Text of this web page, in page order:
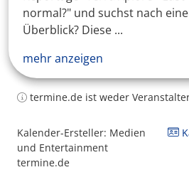
normal?" und suchst nach
Überblick? Diese ...
mehr anzeigen
termine.de ist weder
Kalender-Ersteller: Medien
und Entertainment
termine.de